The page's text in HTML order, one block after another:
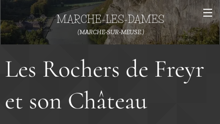
MARCHE-LES-DAMES
(MARCHE-SUR-MEUSE.)
Les Rochers de Freyr
et son Château